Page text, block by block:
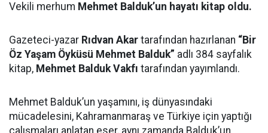
Vekili merhum Mehmet Balduk’un hayatı kitap oldu.
Gazeteci-yazar Rıdvan Akar tarafından hazırlanan “Bir
Öz Yaşam Öyküsü Mehmet Balduk” adlı 384 sayfalık
kitap, Mehmet Balduk Vakfı tarafından yayımlandı.
Mehmet Balduk’un yaşamını, iş dünyasındaki
mücadelesini, Kahramanmaraş ve Türkiye için yaptığı
çalışmaları anlatan eser, aynı zamanda Balduk’un